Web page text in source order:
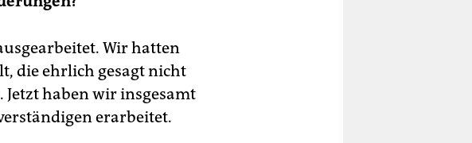
Wir hatten
die ehrlich gesagt nicht
haben wir insgesamt
erarbeitet.